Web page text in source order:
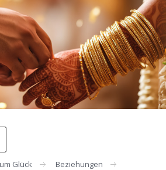
Glück
Beziehungen